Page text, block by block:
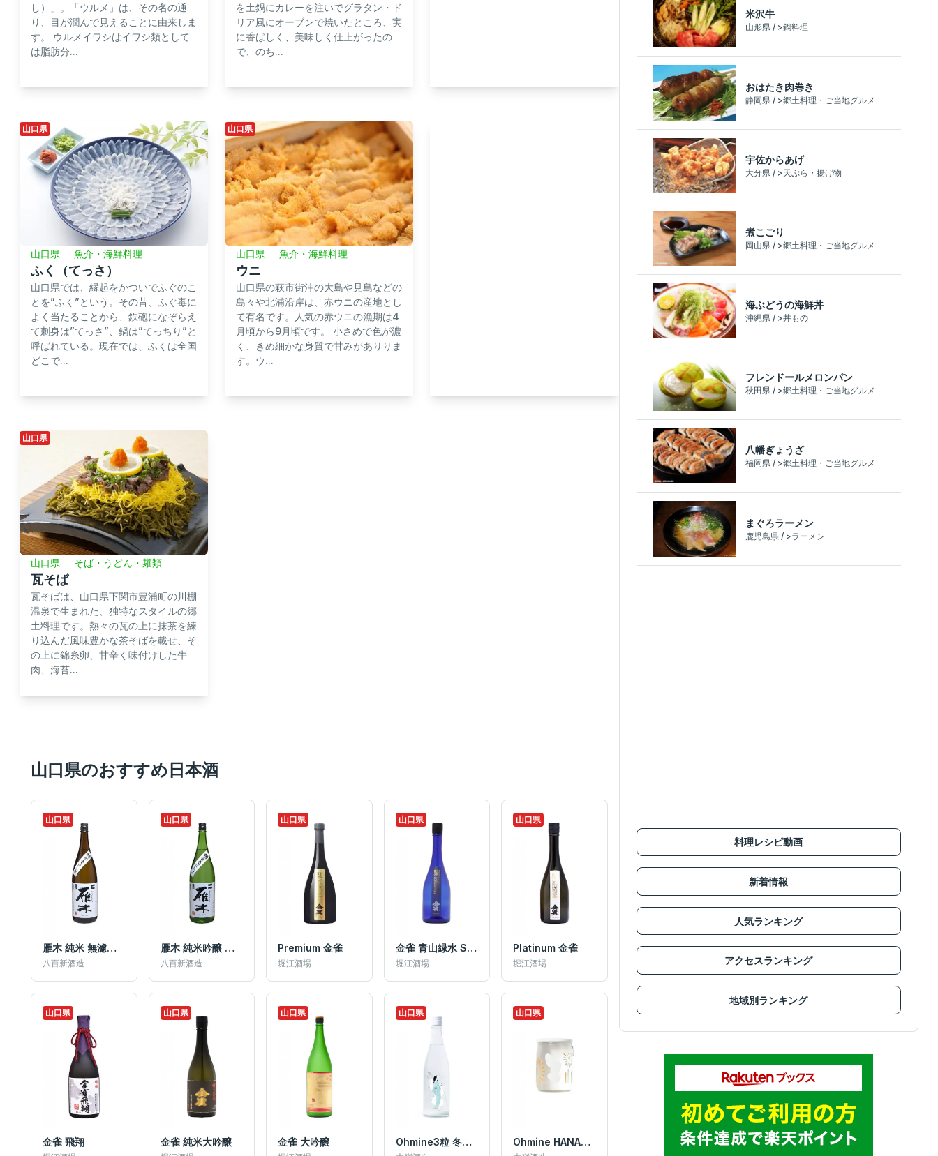
し）」。「ウルメ」は、その名の通
り、目が潤んで見えることに由来しま
す。 ウルメイワシはイワシ類として
は脂肪分...
を土鍋にカレーを注いでグラタン・ド
リア風にオーブンで焼いたところ、実
に香ばしく、美味しく仕上がったの
で、のち...
山口県
山口県 魚介・海鮮料理
ふく（てっさ）
山口県では、縁起をかついでふぐのこ
とを”ふく”という。その昔、ふぐ毒に
よく当たることから、鉄砲になぞらえ
て刺身は”てっさ”、鍋は”てっちり”と
呼ばれている。現在では、ふくは全国
どこで...
山口県
山口県 魚介・海鮮料理
ウニ
山口県の萩市街沖の大島や見島などの
島々や北浦沿岸は、赤ウニの産地とし
て有名です。人気の赤ウニの漁期は4
月頃から9月頃です。 小さめで色が濃
く、きめ細かな身質で甘みがありりま
す。ウ...
山口県
山口県 そば・うどん・麺類
瓦そば
瓦そばは、山口県下関市豊浦町の川棚
温泉で生まれた、独特なスタイルの郷
土料理です。熱々の瓦の上に抹茶を練
り込んだ風味豊かな茶そばを載せ、そ
の上に錦糸卵、甘辛く味付けした牛
肉、海苔...
山口県のおすすめ日本酒
山口県
雁木 純米 無濾過 槽出 あらばしり
八百新酒造
山口県
雁木 純米吟醸 無濾過 槽出あらばしり
八百新酒造
山口県
Premium 金雀
堀江酒場
山口県
金雀 青山緑水 SeizanRyokusui
堀江酒場
山口県
Platinum 金雀
堀江酒場
山口県
金雀 飛翔
山口県
金雀 純米大吟醸
山口県
金雀 大吟醸
山口県
Ohmine3粒 冬のおとずれ
山口県
Ohmine HANABI CUP
米沢牛
山形県 / >鍋料理
おはたき肉巻き
静岡県 / >郷土料理・ご当地グルメ
宇佐からあげ
大分県 / >天ぷら・揚げ物
煮こごり
岡山県 / >郷土料理・ご当地グルメ
海ぶどうの海鮮丼
沖縄県 / >丼もの
フレンドールメロンパン
秋田県 / >郷土料理・ご当地グルメ
八幡ぎょうざ
福岡県 / >郷土料理・ご当地グルメ
まぐろラーメン
鹿児島県 / >ラーメン
料理レシピ動画
新着情報
人気ランキング
アクセスランキング
地域別ランキング